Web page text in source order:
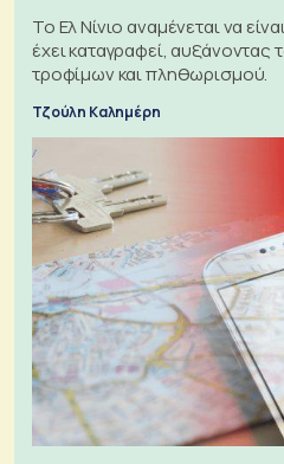
Το Ελ Νίνιο αναμένεται να
έχει καταγραφεί, αυξάνοντας
τροφίμων και πληθωρισμού.
Τζούλη Καλημέρη